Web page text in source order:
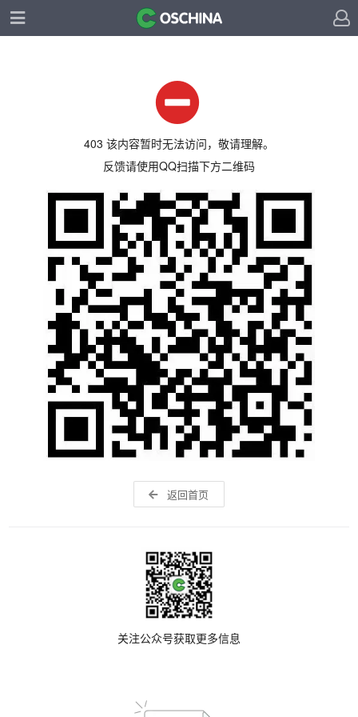
403 该内容暂时无法访问，敬请理解。
反馈请使用QQ扫描下方二维码
返回首页
关注公众号获取更多信息